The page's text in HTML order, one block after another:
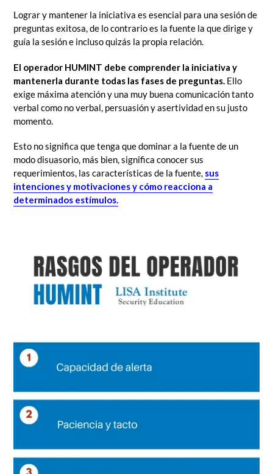
Lograr y mantener la iniciativa es esencial para una sesión de
preguntas exitosa, de lo contrario es la fuente la que dirige y
guía la sesión e incluso quizás la propia relación.
El operador HUMINT debe comprender la iniciativa y
mantenerla durante todas las fases de preguntas. Ello
exige máxima atención y una muy buena comunicación tanto
verbal como no verbal, persuasión y asertividad en su justo
momento.
Esto no significa que tenga que dominar a la fuente de un
modo disuasorio, más bien, significa conocer sus
requerimientos, las características de la fuente, sus
intenciones y motivaciones y cómo reacciona a
determinados estímulos.